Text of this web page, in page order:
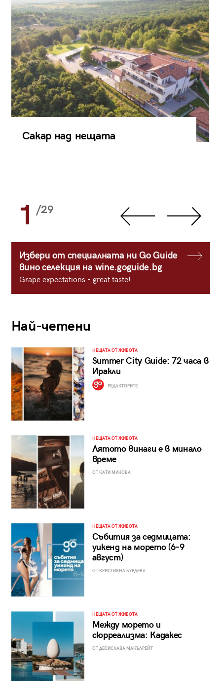
Сакар над нещата
1 /29
Избери от специалната ни Go Guide
вино селекция на wine.goguide.bg
Grape expectations - great taste!
Най-четени
НЕЩАТА ОТ ЖИВОТА
Summer City Guide: 72 часа в
Иракли
РЕДАКТОРИТЕ
НЕЩАТА ОТ ЖИВОТА
Лятото винаги е в минало
време
ОТ КАТИ МИКОВА
НЕЩАТА ОТ ЖИВОТА
Събития за седмицата:
уикенд на морето (6–9
август)
ОТ КРИСТИЯНА БУРДЕВА
НЕЩАТА ОТ ЖИВОТА
Между морето и
сюрреализма: Кадакес
ОТ ДЕСИСЛАВА МАКЪЛРЕЙТ